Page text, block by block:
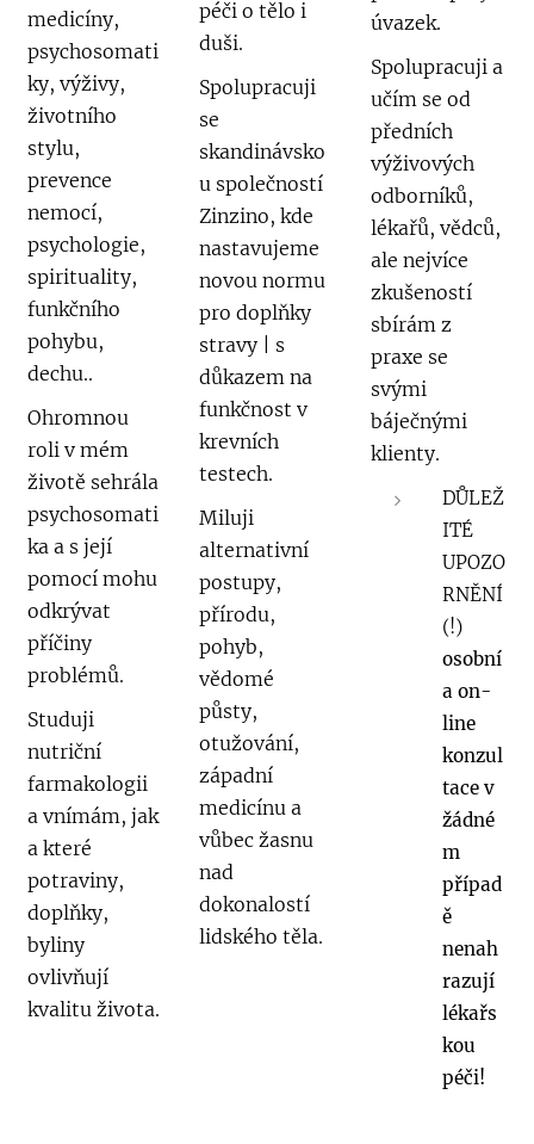
medicíny,
psychosomati
ky, výživy,
životního
stylu,
prevence
nemocí,
psychologie,
spirituality,
funkčního
pohybu,
dechu..
Ohromnou
roli v mém
životě sehrála
psychosomati
ka a s její
pomocí mohu
odkrývat
příčiny
problémů.
Studuji
nutriční
farmakologii
a vnímám, jak
a které
potraviny,
doplňky,
byliny
ovlivňují
kvalitu života.
péči o tělo i
duši.
Spolupracuji
se
skandinávsko
u společností
Zinzino, kde
nastavujeme
novou normu
pro doplňky
stravy | s
důkazem na
funkčnost v
krevních
testech.
Miluji
alternativní
postupy,
přírodu,
pohyb,
vědomé
půsty,
otužování,
západní
medicínu a
vůbec žasnu
nad
dokonalostí
lidského těla.
úvazek.
Spolupracuji a
učím se od
předních
výživových
odborníků,
lékařů, vědců,
ale nejvíce
zkušeností
sbírám z
praxe se
svými
báječnými
klienty.
DŮLEŽ
ITÉ
UPOZO
RNĚNÍ
(!)
osobní
a on-
line
konzul
tace v
žádné
m
případ
ě
nenah
razují
lékařs
kou
péči!